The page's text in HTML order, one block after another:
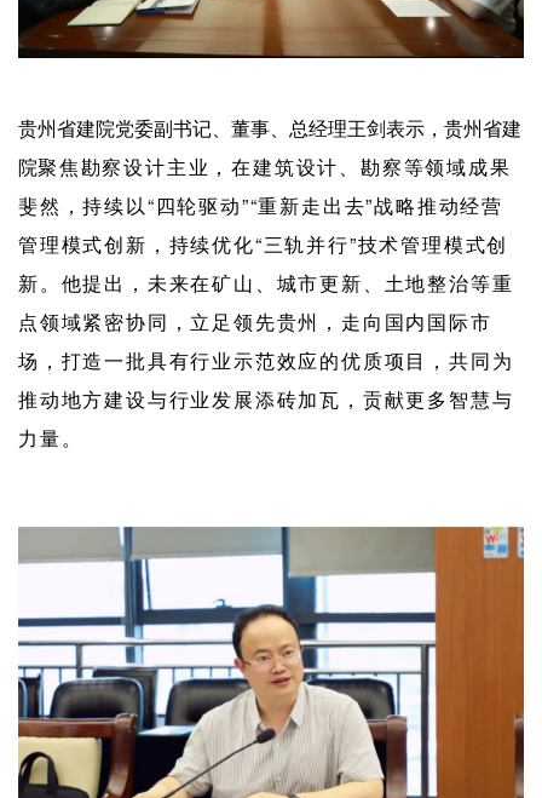
贵州省建院党委副书记、董事、总经理王剑表示，贵州省建
院聚焦勘察设计主业，在建筑设计、勘察等领域成果
斐然 ，持续以“四轮驱动”“重新走出去”战略推动经营
管理模式创新，持续优化“三轨并行”技术管理模式创
新。他提出，未来在矿山、城市更新、土地整治等重
点领域紧密协同，立足领先贵州，走向国内国际市
场， 打造一批具有行业示范效应的优质项目，共同为
推动地方建设与行业发展添砖加瓦，贡献更多智慧与
力量。